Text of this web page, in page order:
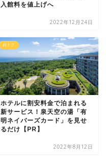
入館料を値上げへ
2022年12月24日
おトク
ホテルに割安料金で泊まれる
新サービス！泉天空の湯「有
明ネイバーズカード」を見せ
るだけ【PR】
2022年8月12日